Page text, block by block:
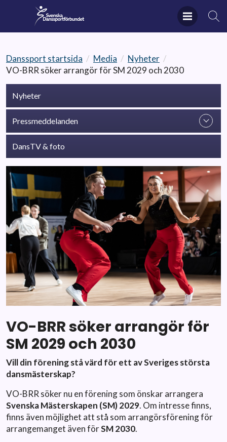
Danssport startsida / Media / Nyheter /
VO-BRR söker arrangör för SM 2029 och 2030
Nyheter
Pressmeddelanden
DansTV & foto
VO-BRR söker arrangör för
SM 2029 och 2030
Vill din förening stå värd för ett av Sveriges största
dansmästerskap?
VO-BRR söker nu en förening som önskar arrangera
Svenska Mästerskapen (SM) 2029. Om intresse finns,
finns även möjlighet att stå som arrangörsförening för
arrangemanget även förSM 2030.